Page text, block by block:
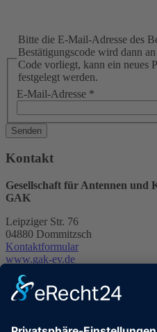
Bitte die E-Mail-Adresse des
Bestätigungscode wird dann
Code vorliegt, kann ein neues
festgelegt werden.
E-Mail-Adresse *
Senden
Kontakt
Gesellschaft für Antennen und
GAK
Leipziger Str. 76
04880 Dommitzsch
Kontaktformular
www.gak-ev.de
Falls Sie Mitglied werden
folgenden Dokumente als PDF